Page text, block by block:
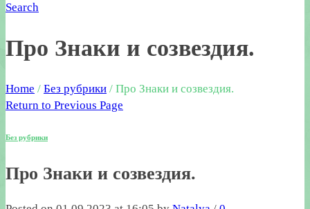
Search
Про Знаки и созвездия.
Home / Без рубрики / Про Знаки и созвездия.
Return to Previous Page
Без рубрики
Про Знаки и созвездия.